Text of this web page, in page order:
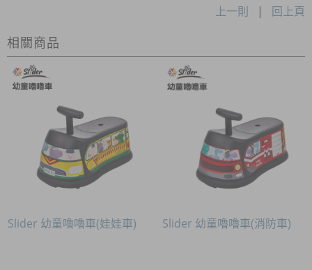
上一則 | 回上頁
相關商品
Slider 幼童嚕嚕車(娃娃車) Slider 幼童嚕嚕車(消防車)